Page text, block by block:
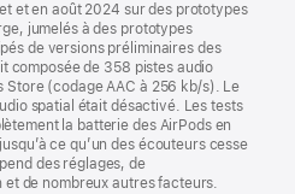
et en août 2024 sur des prototypes
jumelés à des prototypes
de versions préliminaires des
composée de 358 pistes audio
Store (codage AAC à 256 kb/s). Le
spatial était désactivé. Les tests
la batterie des AirPods en
ce qu’un des écouteurs cesse
des réglages, de
et de nombreux autres facteurs.